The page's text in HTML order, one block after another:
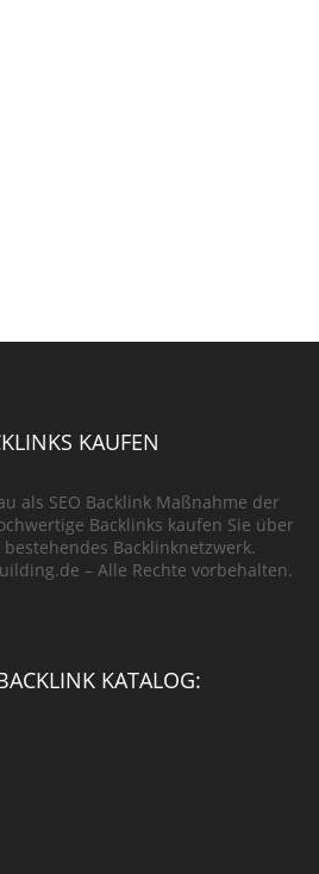
KAUFEN
als SEO Backlink Maßnahme der
Backlinks kaufen Sie über
Backlinknetzwerk.
– Alle Rechte vorbehalten.
KATALOG: